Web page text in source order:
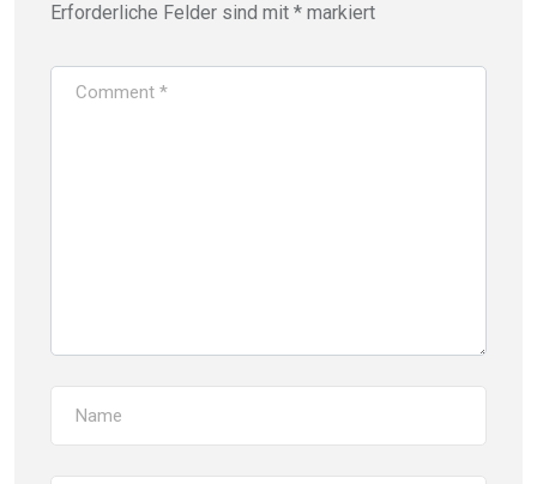
Erforderliche Felder sind mit * markiert